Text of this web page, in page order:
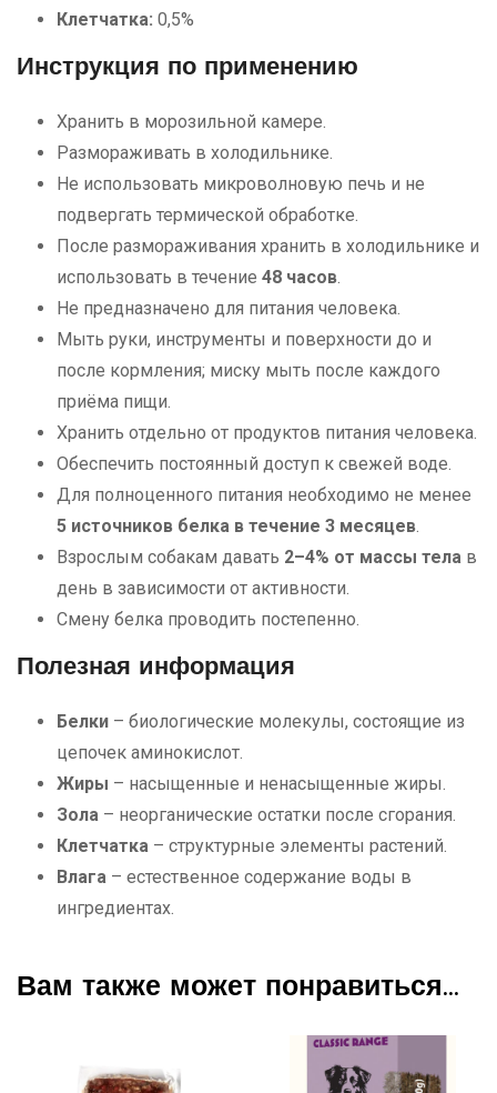
Клетчатка: 0,5%
Инструкция по применению
Хранить в морозильной камере.
Размораживать в холодильнике.
Не использовать микроволновую печь и не
подвергать термической обработке.
После размораживания хранить в холодильнике и
использовать в течение 48 часов.
Не предназначено для питания человека.
Мыть руки, инструменты и поверхности до и
после кормления; миску мыть после каждого
приёма пищи.
Хранить отдельно от продуктов питания человека.
Обеспечить постоянный доступ к свежей воде.
Для полноценного питания необходимо не менее
5 источников белка в течение 3 месяцев.
Взрослым собакам давать 2–4% от массы тела в
день в зависимости от активности.
Смену белка проводить постепенно.
Полезная информация
Белки – биологические молекулы, состоящие из
цепочек аминокислот.
Жиры – насыщенные и ненасыщенные жиры.
Зола – неорганические остатки после сгорания.
Клетчатка – структурные элементы растений.
Влага – естественное содержание воды в
ингредиентах.
Вам также может понравиться…